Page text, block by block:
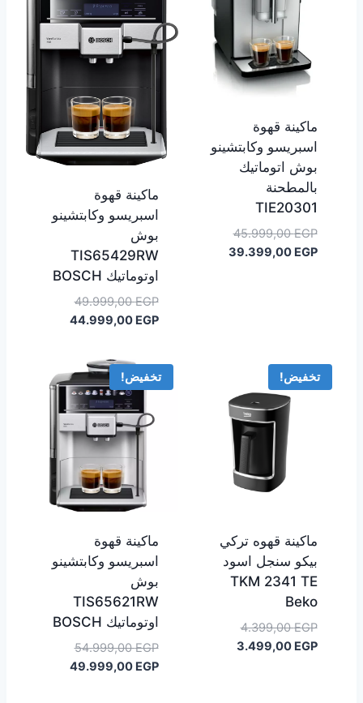
ماكينة قهوة
اسبريسو وكابتشينو
بوش اتوماتيك
بالمطحنة
TIE20301
45.999,00EGP
السعر
الأصلي39.399,00 EGP
السعر
ماكينة قهوة
اسبريسو وكابتشينو
بوش
TIS65429RW
اوتوماتيك BOSCH
49.999,00EGP
السعر
الأصلي44.999,00 EGP
السعر
44.999,00 EGP.
تخفيض!
ماكينة قهوه تركي
بيكو سنجل اسود
TKM 2341 TE
Beko
4.399,00EGP
السعر
الأصلي3.499,00 EGP
السعر
تخفيض!
ماكينة قهوة
اسبريسو وكابتشينو
بوش
TIS65621RW
اوتوماتيك BOSCH
54.999,00EGP
السعر
الأصلي49.999,00 EGP
السعر